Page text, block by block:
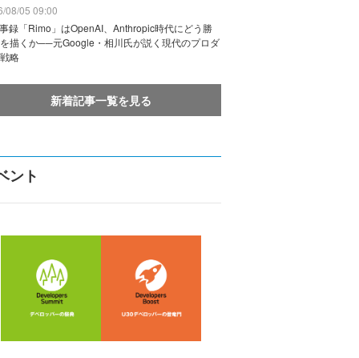
08/05 09:00
録「Rimo」はOpenAI、Anthropic時代にどう勝
描くか──元Google・相川氏が説く現代のプロダ
略
新着記事一覧を見る
ント